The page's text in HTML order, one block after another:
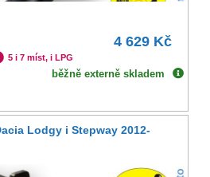
4 629 Kč
5 i 7 míst, i LPG
běžně externě skladem
Lodgy i Stepway 2012-